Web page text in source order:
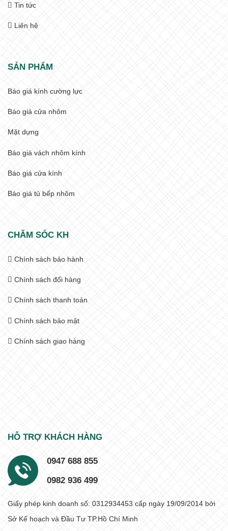
Tin tức
Liên hệ
SẢN PHẨM
Báo giá kính cường lực
Báo giá cửa nhôm
Mặt dựng
Báo giá vách nhôm kính
Báo giá cửa kính
Báo giá tủ bếp nhôm
CHĂM SÓC KH
Chính sách bảo hành
Chính sách đổi hàng
Chính sách thanh toán
Chính sách bảo mật
Chính sách giao hàng
HỖ TRỢ KHÁCH HÀNG
0947 688 855
0982 936 499
Giấy phép kinh doanh số: 0312934453 cấp ngày 19/09/2014 bởi
Sở Kế hoạch và Đầu Tư TP.Hồ Chí Minh